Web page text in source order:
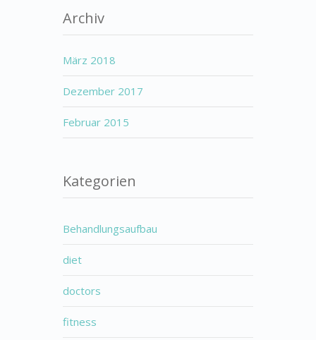
Archiv
März 2018
Dezember 2017
Februar 2015
Kategorien
Behandlungsaufbau
diet
doctors
fitness